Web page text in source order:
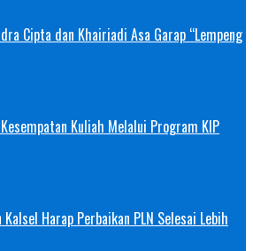
Cipta dan Khairiadi Asa Garap “Lempeng
Kesempatan Kuliah Melalui Program KIP
Kalsel Harap Perbaikan PLN Selesai Lebih